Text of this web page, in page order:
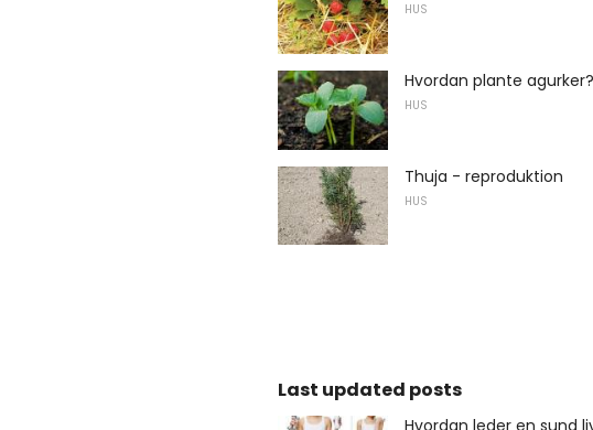
HUS
Hvordan plante agurker?
HUS
Thuja - reproduktion
HUS
Last updated posts
Hvordan leder en sund